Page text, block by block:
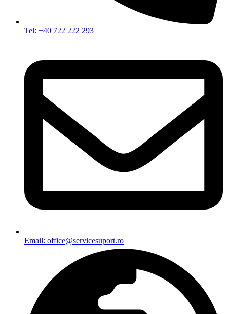
Tel: +40 722 222 293
Email: office@servicesuport.ro